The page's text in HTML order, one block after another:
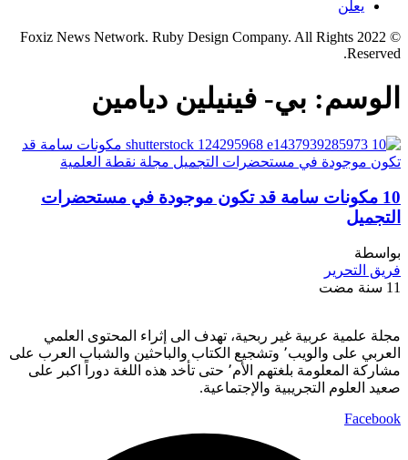
يعلن
© 2022 Foxiz News Network. Ruby Design Company. All Rights
Reserved.
الوسم: بي- فينيلين ديامين
10 مكونات سامة قد تكون موجودة في مستحضرات
التجميل
بواسطة
فريق التحرير
11 سنة مضت
مجلة علمية عربية غير ربحية، تهدف الى إثراء المحتوى العلمي
العربي على والويب٬ وتشجيع الكتاب والباحثين والشباب العرب على
مشاركة المعلومة بلغتهم الأم٬ حتى تأخد هذه اللغة دوراً اكبر على
صعيد العلوم التجريبية والإجتماعية.
Facebook